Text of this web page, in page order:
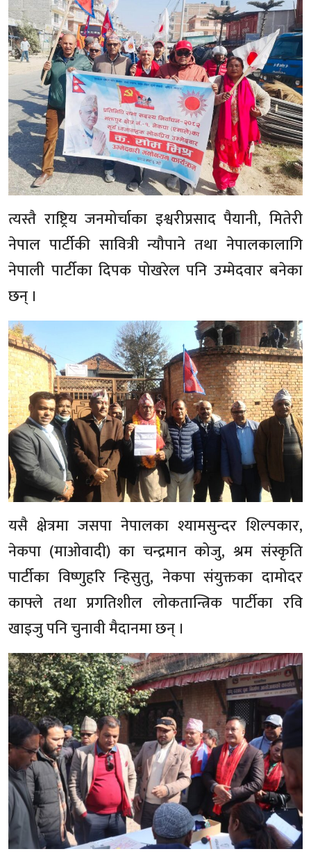
त्यस्तै राष्ट्रिय जनमोर्चाका इश्वरीप्रसाद पैयानी, मितेरी
नेपाल पार्टीकी सावित्री न्यौपाने तथा नेपालकालागि
नेपाली पार्टीका दिपक पोखरेल पनि उम्मेदवार बनेका
छन् ।
यसै क्षेत्रमा जसपा नेपालका श्यामसुन्दर शिल्पकार,
नेकपा (माओवादी) का चन्द्रमान कोजु, श्रम संस्कृति
पार्टीका विष्णुहरि न्हिसुतु, नेकपा संयुक्तका दामोदर
काफ्ले तथा प्रगतिशील लोकतान्त्रिक पार्टीका रवि
खाइजु पनि चुनावी मैदानमा छन् ।